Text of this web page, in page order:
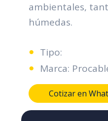
ambientales,
húmedas.
Tipo:
Marca:
Cotizar en